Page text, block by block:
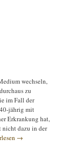
wechseln,
zu
im Fall der
jährig mit
Erkrankung hat,
nicht dazu in der
→